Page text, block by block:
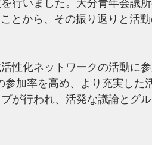
行いました。大分青年会議
とから、その振り返りと活
性化ネットワークの活動に
参加率を高め、より充実した
が行われ、活発な議論とグ